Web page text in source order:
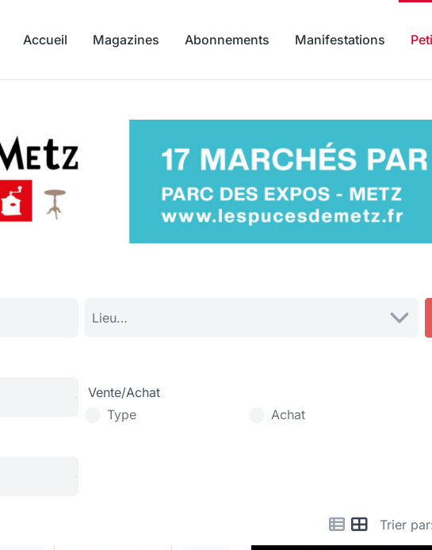
Accueil Magazines Abonnements Manifestations
Vente/Achat
Type
Achat
Trier